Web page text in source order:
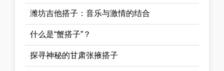
潍坊吉他搭子：音乐与激情的结合
什么是“蟹搭子”？
探寻神秘的甘肃张掖搭子